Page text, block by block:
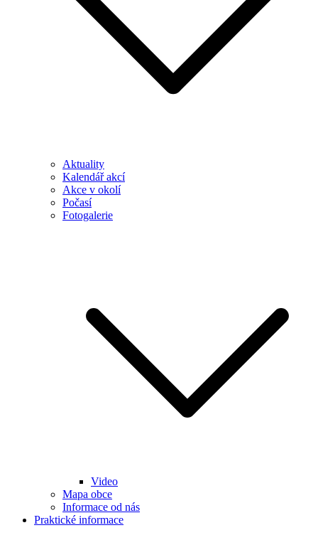
Aktuality
Kalendář akcí
Akce v okolí
Počasí
Fotogalerie
Video
Mapa obce
Informace od nás
Praktické informace